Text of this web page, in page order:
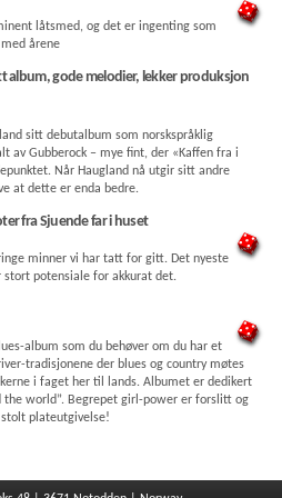
låtsmed, og det er ingenting som
årene
album, gode melodier, lekker produksjon
sitt debutalbum som norskspråklig
av Gubberock – mye fint, der «Kaffen fra i
Når Haugland nå utgir sitt andre
at dette er enda bedre.
fra Sjuende far i huset
minner vi har tatt for gitt. Det nyeste
stort potensiale for akkurat det.
album som du behøver om du har et
tradisjonene der blues og country møtes
i faget her til lands. Albumet er dedikert
world”. Begrepet girl-power er forslitt og
plateutgivelse!